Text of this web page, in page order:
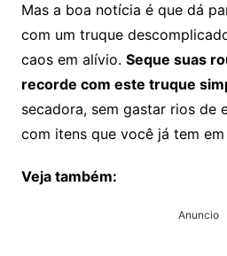
Mas a boa notícia é que dá
com um truque
caos em alívio. Seque suas
recorde com este truque
secadora, sem gastar rios de
com itens que você já tem em
Veja também:
Anuncio